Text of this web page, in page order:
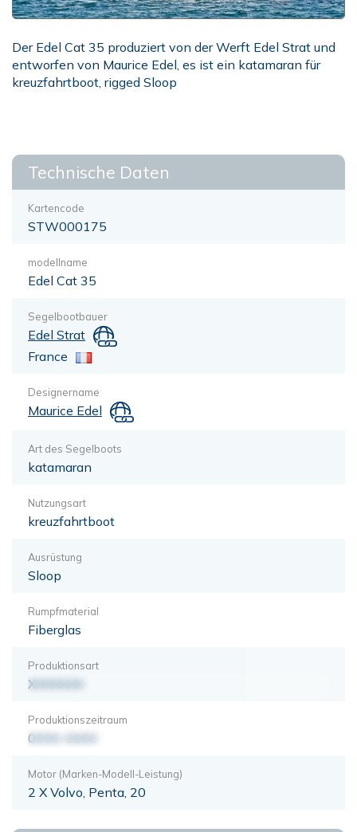
Der Edel Cat 35 produziert von der Werft Edel Strat und
entworfen von Maurice Edel, es ist ein katamaran für
kreuzfahrtboot, rigged Sloop
Technische Daten
Kartencode
STW000175
modellname
Edel Cat 35
Segelbootbauer
Edel Strat
France
Designername
Maurice Edel
Art des Segelboots
katamaran
Nutzungsart
kreuzfahrtboot
Ausrüstung
Sloop
Rumpfmaterial
Fiberglas
Produktionsart
XXXXXXX
Produktionszeitraum
0000-0000
Motor (Marken-Modell-Leistung)
2 X Volvo, Penta, 20